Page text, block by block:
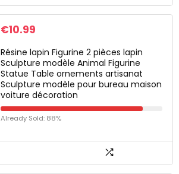
€10.99
Résine lapin Figurine 2 pièces lapin
Sculpture modèle Animal Figurine
Statue Table ornements artisanat
Sculpture modèle pour bureau maison
voiture décoration
Already Sold: 88%